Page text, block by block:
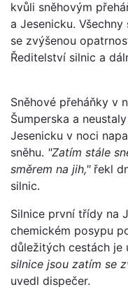
kvůli sněhovým
a Jesenicku.
se zvýšenou
Ředitelství silnic a
Sněhové přeháňky v
Šumperska a
Jesenicku v noci
sněhu. "Zatím stále
směrem na jih,"řekl
silnic.
Silnice první třídy na
chemickém posypu
důležitých cestách je
silnice jsou zatím se
uvedl dispečer.